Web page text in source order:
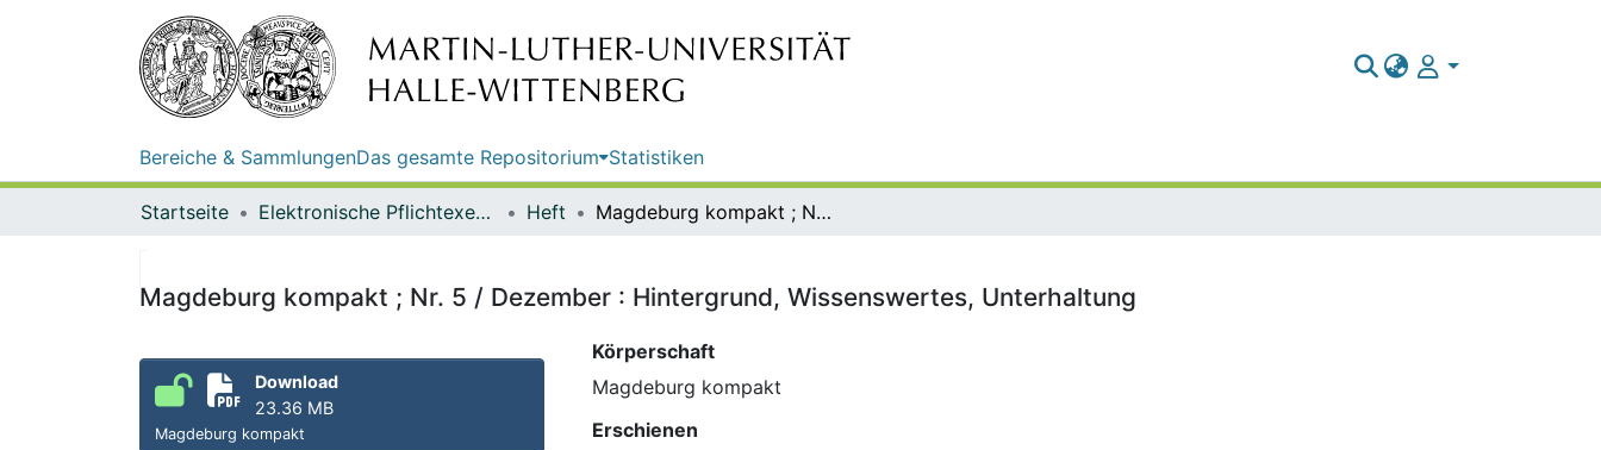
Bereiche & SammlungenDas gesamte Repositorium Statistiken
Startseite Elektronische Pflichtexemplare Heft Magdeburg kompakt ; Nr. 5 / Dezember : Hintergrund, Wissenswertes, Unterhaltung
Magdeburg kompakt ; Nr. 5 / Dezember : Hintergrund, Wissenswertes, Unterhaltung
Download
23.36 MB
Magdeburg kompakt
Körperschaft
Magdeburg kompakt
Erschienen